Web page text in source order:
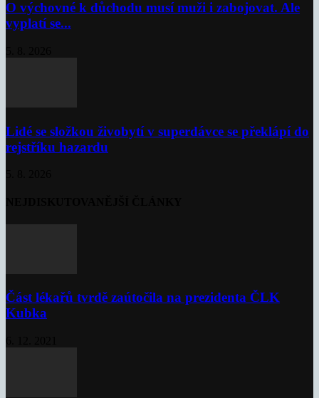
O výchovné k důchodu musí muži i zabojovat. Ale
vyplatí se...
Lidé se složkou živobytí v superdávce se překlápí do
rejstříku hazardu
Část lékařů tvrdě zaútočila na prezidenta ČLK
Kubka